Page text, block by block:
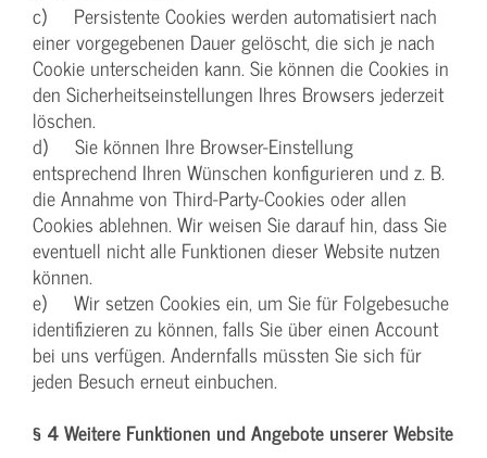
c) Persistente Cookies werden automatisiert nach
einer vorgegebenen Dauer gelöscht, die sich je nach
Cookie unterscheiden kann. Sie können die Cookies in
den Sicherheitseinstellungen Ihres Browsers jederzeit
löschen.
d) Sie können Ihre Browser-Einstellung
entsprechend Ihren Wünschen konfigurieren und z. B.
die Annahme von Third-Party-Cookies oder allen
Cookies ablehnen. Wir weisen Sie darauf hin, dass Sie
eventuell nicht alle Funktionen dieser Website nutzen
können.
e) Wir setzen Cookies ein, um Sie für Folgebesuche
identifizieren zu können, falls Sie über einen Account
bei uns verfügen. Andernfalls müssten Sie sich für
jeden Besuch erneut einbuchen.
§ 4 Weitere Funktionen und Angebote unserer Website